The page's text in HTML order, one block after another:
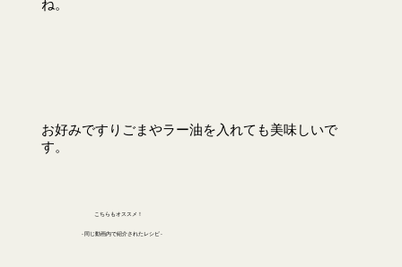
ね。
お好みですりごまやラー油を入れても美味しいで
す。
こちらもオススメ！
- 同じ動画内で紹介されたレシピ -